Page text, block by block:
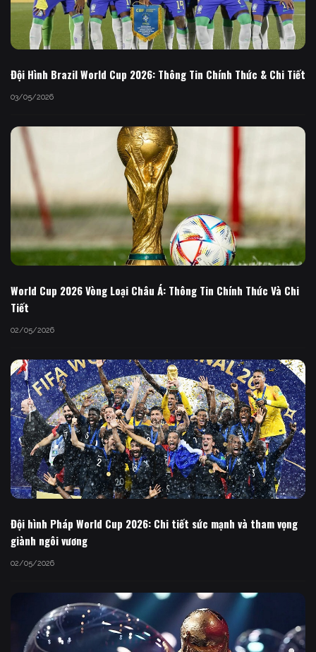
Đội Hình Brazil World Cup 2026: Thông Tin Chính Thức & Chi Tiết
03/05/2026
World Cup 2026 Vòng Loại Châu Á: Thông Tin Chính Thức Và Chi
Tiết
02/05/2026
Đội hình Pháp World Cup 2026: Chi tiết sức mạnh và tham vọng
giành ngôi vương
02/05/2026